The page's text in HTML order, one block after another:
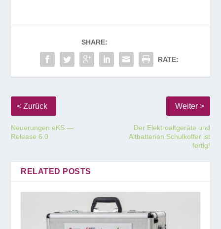
SHARE:
RATE:
Neuerungen eKS —
Release 6.0
Der Elektroaltgeräte und
Altbatterien Schulkoffer ist
fertig!
RELATED POSTS